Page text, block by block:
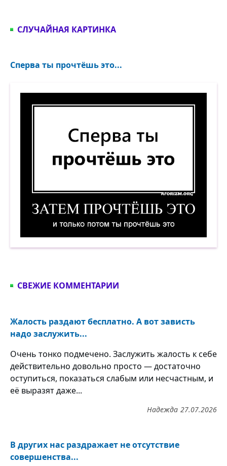
СЛУЧАЙНАЯ КАРТИНКА
Сперва ты прочтёшь это...
СВЕЖИЕ КОММЕНТАРИИ
Жалость раздают бесплатно. А вот зависть
надо заслужить...
Очень тонко подмечено. Заслужить жалость к себе
действительно довольно просто — достаточно
оступиться, показаться слабым или несчастным, и
её выразят даже...
27.07.2026
Надежда
В других нас раздражает не отсутствие
совершенства...